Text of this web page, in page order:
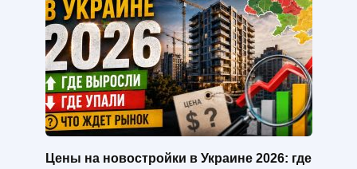
Цены на новостройки в Украине 2026: где